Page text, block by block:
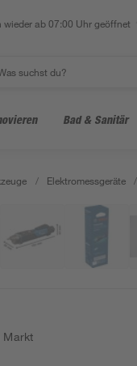
wieder ab 07:00 Uhr geöffnet
Bad & Sanitär
/ Elektromessgeräte /
Markt